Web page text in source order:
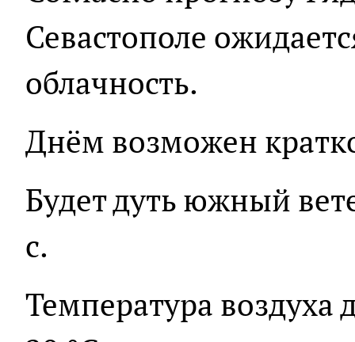
Севастополе
облачность.
Днём возможен
Будет дуть южный
с.
Температура воздуха